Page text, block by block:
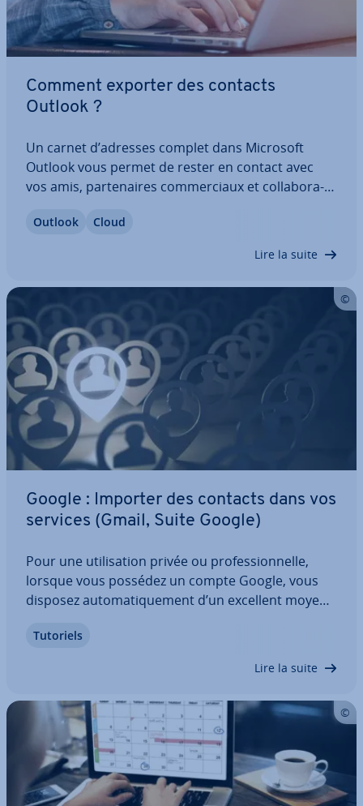
Comment exporter des contacts
Outlook ?
Un carnet d’adresses complet dans Microsoft
Outlook vous permet de rester en contact avec
vos amis, par­te­naires com­mer­ciaux et col­la­bo­ra­
tions, il est re­com­mandé d’exporter ré­gu­liè­re­ment
Outlook Cloud
Lire la suite
Google : Importer des contacts dans vos
services (Gmail, Suite Google)
Pour une uti­li­sa­tion privée ou pro­fes­sion­nelle,
lorsque vous possédez un compte Google, vous
disposez au­to­ma­ti­que­ment d’un excellent moyen
pouvez non seulement en­re­gis­trer ma­nuel­le­ment
Tutoriels
Lire la suite